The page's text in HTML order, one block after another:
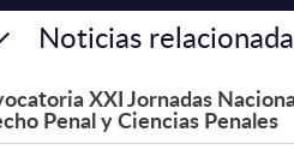
Noticias
XXI Jornadas
Penal y Ciencias Penales